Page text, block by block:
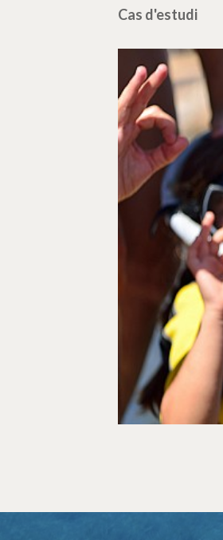
Cas d'estudi